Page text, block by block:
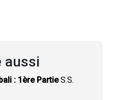
aussi
: 1ère PartieS.S.